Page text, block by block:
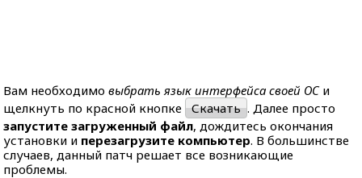
Вам необходимовыбрать язык интерфейса своей ОСи
щелкнуть по красной кнопке
Скачать . Далее просто
запустите загруженный файл, дождитесь окончания
установки и перезагрузите компьютер. В большинстве
случаев, данный патч решает все возникающие
проблемы.